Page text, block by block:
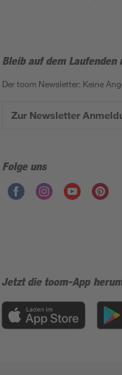
Bleib auf dem
Der toom Newsletter: Keine
Zur Newsletter
Folge uns
Jetzt die toom-App